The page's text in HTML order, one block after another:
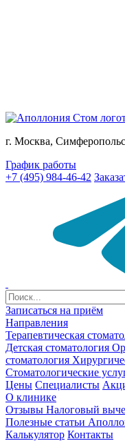
г. Москва,
График работы
+7 (495) 984-46-42
Записаться на приём
Направления
Терапевтическая
Детская стоматология
стоматология
Стоматологические
Цены Специалисты
О клинике
Отзывы Налоговый
Полезные статьи
Калькулятор Контакты